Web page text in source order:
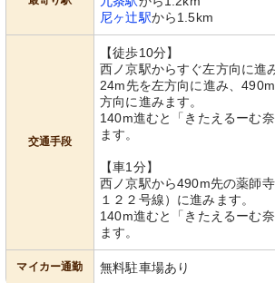
尼ヶ辻駅から1.5km
交通手段
【徒歩10分】
西ノ京駅からすぐ左方向に進
24m先を左方向に進み、
方向に進みます。
140m進むと「きたえるーむ
ます。
【車1分】
西ノ京駅から490m先の薬師
１２２号線）に進みます。
140m進むと「きたえるーむ
ます。
マイカー通勤 無料駐車場あり